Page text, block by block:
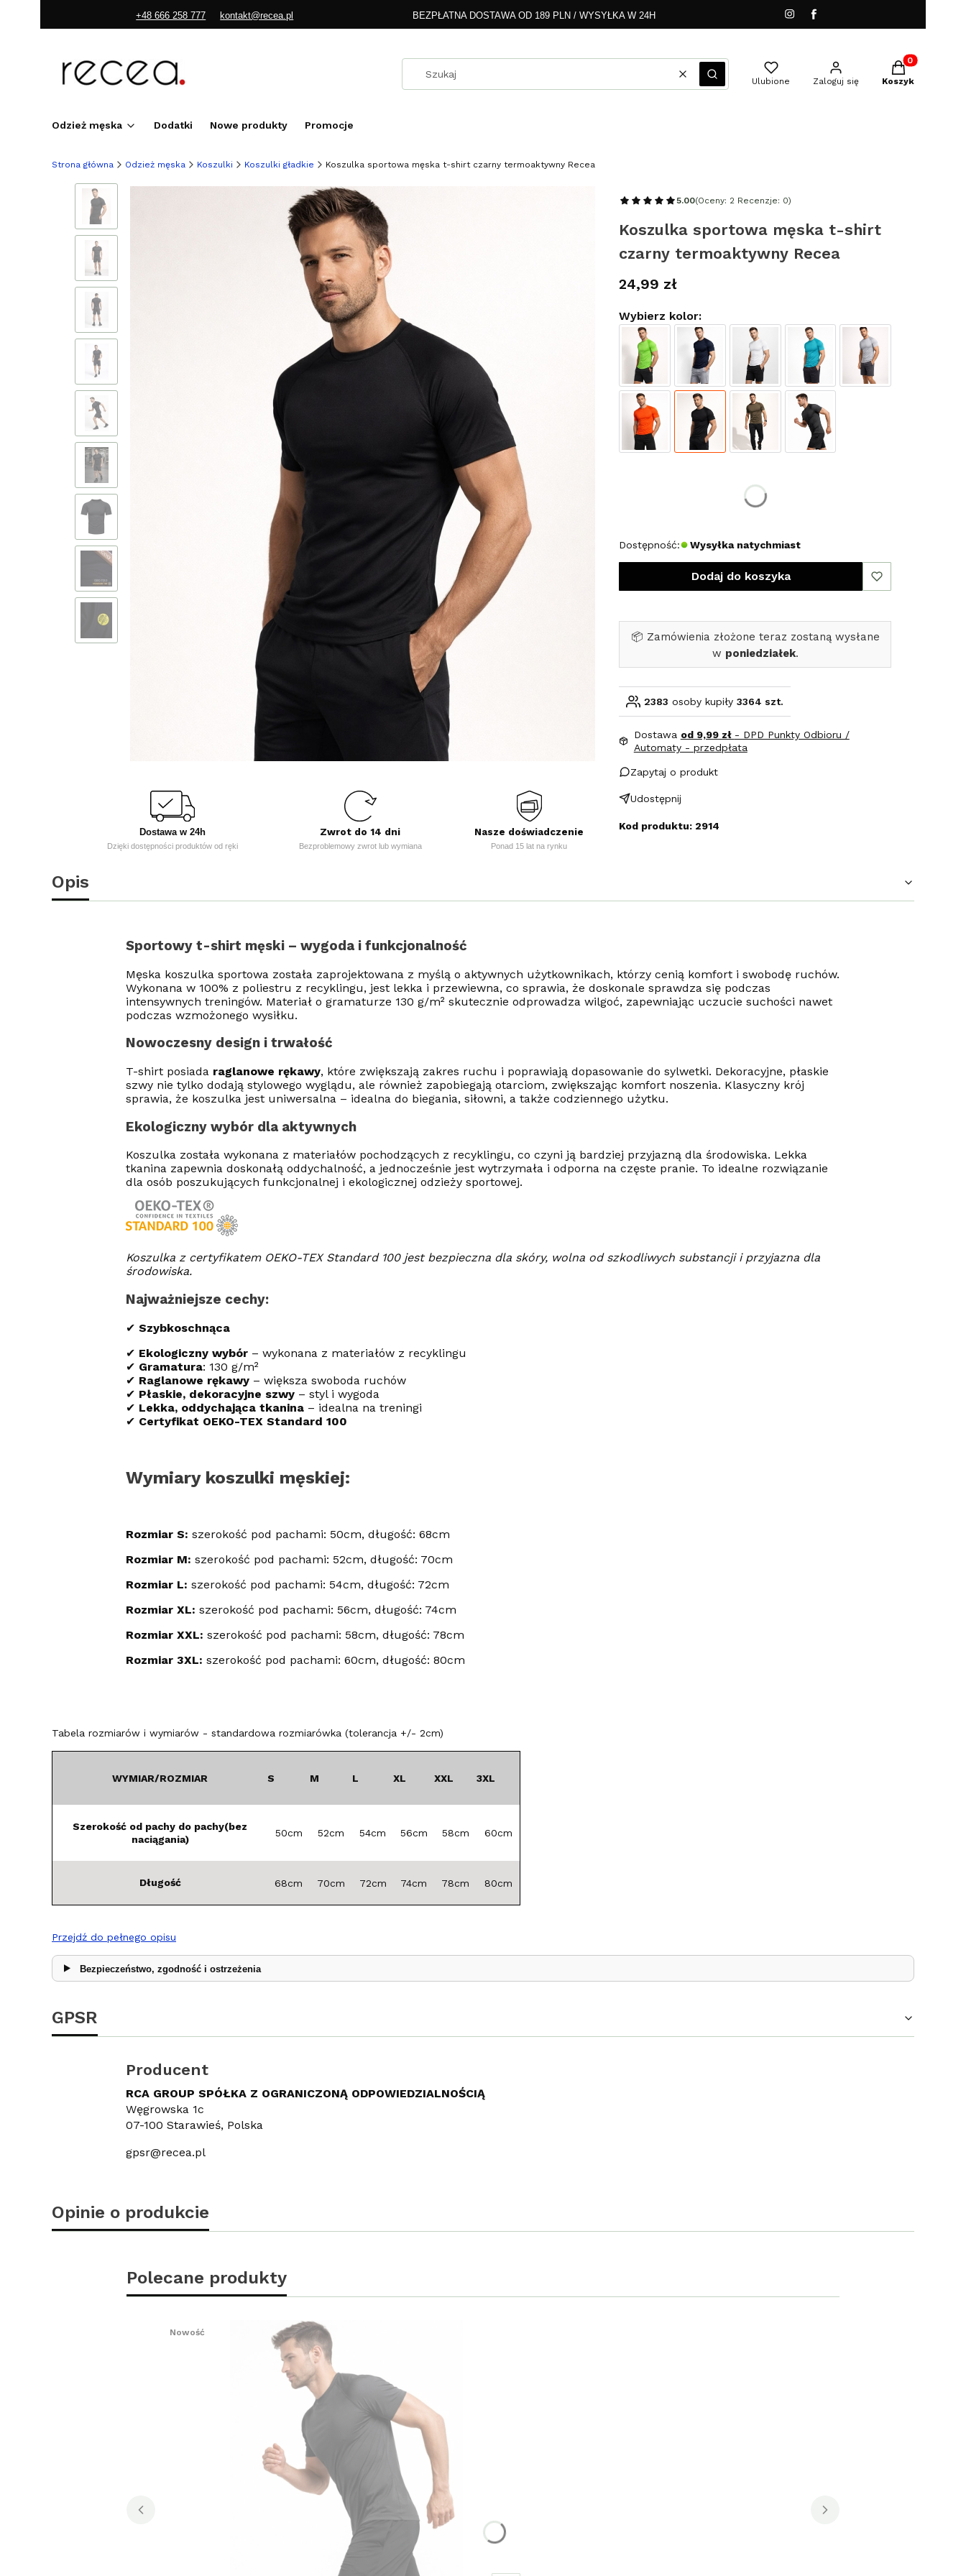
+48 666 258 777 kontakt@recea.pl BEZPŁATNA DOSTAWA OD 189 PLN / WYSYŁKA W 24H
WyczyśćSzukaj Ulubione Zaloguj się
Produkty w
Koszyk
Odzież męska Dodatki Nowe produkty Promocje
Strona główna Odzież męska Koszulki Koszulki gładkie Koszulka sportowa męska t-shirt czarny termoaktywny Recea
Dostawa w 24h
Dzięki dostępności produktów od ręki
Zwrot do 14 dni
Bezproblemowy zwrot lub wymiana
Nasze doświadczenie
Ponad 15 lat na rynku
5.00(Oceny: 2 Recenzje: 0)
Koszulka sportowa męska t-shirt
czarny termoaktywny Recea
Cena
24,99 zł
Wybierz kolor:
XXL
Dostępność: Wysyłka natychmiast
Dodaj do koszyka
📦 Zamówienia złożone teraz zostaną wysłane
w poniedziałek.
2383 osoby kupiły3364 szt.
Dostawa od 9,99 zł - DPD Punkty Odbioru /
Automaty - przedpłata
Zapytaj o produkt
Udostępnij
Kod produktu: 2914
Opis
Sportowy t-shirt męski – wygoda i funkcjonalność
Męska koszulka sportowa została zaprojektowana z myślą o aktywnych użytkownikach, którzy cenią komfort i swobodę ruchów.
Wykonana w 100% z poliestru z recyklingu, jest lekka i przewiewna, co sprawia, że doskonale sprawdza się podczas
intensywnych treningów. Materiał o gramaturze 130 g/m² skutecznie odprowadza wilgoć, zapewniając uczucie suchości nawet
podczas wzmożonego wysiłku.
Nowoczesny design i trwałość
T-shirt posiada raglanowe rękawy, które zwiększają zakres ruchu i poprawiają dopasowanie do sylwetki. Dekoracyjne, płaskie
szwy nie tylko dodają stylowego wyglądu, ale również zapobiegają otarciom, zwiększając komfort noszenia. Klasyczny krój
sprawia, że koszulka jest uniwersalna – idealna do biegania, siłowni, a także codziennego użytku.
Ekologiczny wybór dla aktywnych
Koszulka została wykonana z materiałów pochodzących z recyklingu, co czyni ją bardziej przyjazną dla środowiska. Lekka
tkanina zapewnia doskonałą oddychalność, a jednocześnie jest wytrzymała i odporna na częste pranie. To idealne rozwiązanie
dla osób poszukujących funkcjonalnej i ekologicznej odzieży sportowej.
Koszulka z certyfikatem OEKO-TEX Standard 100 jest bezpieczna dla skóry, wolna od szkodliwych substancji i przyjazna dla
środowiska.
Najważniejsze cechy:
✔ Szybkoschnąca
✔ Ekologiczny wybór– wykonana z materiałów z recyklingu
✔ Gramatura: 130 g/m²
✔ Raglanowe rękawy– większa swoboda ruchów
✔ Płaskie, dekoracyjne szwy– styl i wygoda
✔ Lekka, oddychająca tkanina– idealna na treningi
✔ Certyfikat OEKO-TEX Standard 100
Wymiary koszulki męskiej:
Rozmiar S: szerokość pod pachami: 50cm, długość: 68cm
Rozmiar M: szerokość pod pachami: 52cm, długość: 70cm
Rozmiar L: szerokość pod pachami: 54cm, długość: 72cm
Rozmiar XL: szerokość pod pachami: 56cm, długość: 74cm
Rozmiar XXL: szerokość pod pachami: 58cm, długość: 78cm
Rozmiar 3XL: szerokość pod pachami: 60cm, długość: 80cm
Tabela rozmiarów i wymiarów - standardowa rozmiarówka (tolerancja +/- 2cm)
WYMIAR/ROZMIAR S M L XL XXL 3XL
Szerokość od pachy do pachy(bez
naciągania)
50cm 52cm 54cm 56cm 58cm 60cm
Długość 68cm 70cm 72cm 74cm 78cm 80cm
Przejdź do pełnego opisu
Bezpieczeństwo, zgodność i ostrzeżenia
GPSR
Producent
RCA GROUP SPÓŁKA Z OGRANICZONĄ ODPOWIEDZIALNOŚCIĄ
Węgrowska 1c
07-100 Starawieś, Polska
gpsr@recea.pl
Opinie o produkcie
Polecane produkty
Nowość